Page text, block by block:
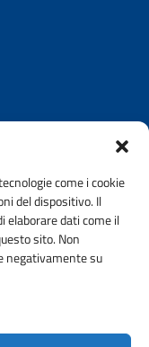
come i cookie
del dispositivo. Il
elaborare dati come il
sito. Non
negativamente su
PRIVACY POLICY